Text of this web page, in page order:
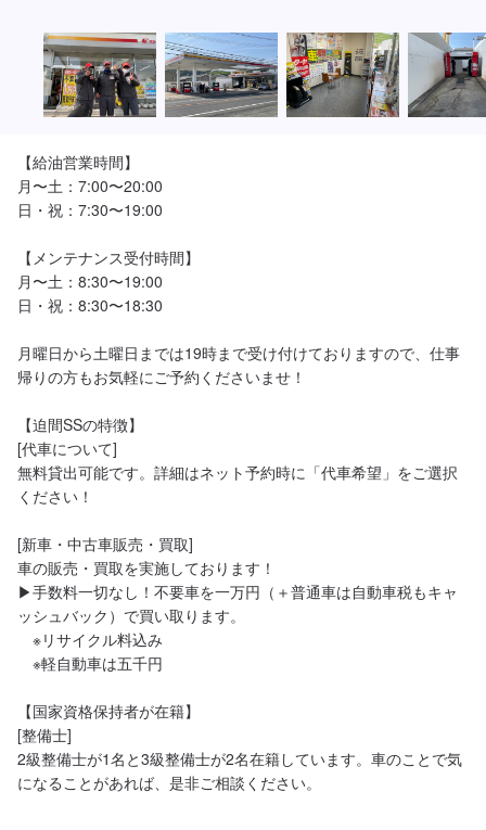
【給油営業時間】
月〜土：7:00〜20:00
日・祝：7:30〜19:00
【メンテナンス受付時間】
月〜土：8:30〜19:00
日・祝：8:30〜18:30
月曜日から土曜日までは19時まで受け付けておりますので、仕事
帰りの方もお気軽にご予約くださいませ！
【迫間SSの特徴】
[代車について]
無料貸出可能です。詳細はネット予約時に「代車希望」をご選択
ください！
[新車・中古車販売・買取]
車の販売・買取を実施しております！
▶︎手数料一切なし！不要車を一万円（＋普通車は自動車税もキャ
ッシュバック）で買い取ります。
※リサイクル料込み
※軽自動車は五千円
【国家資格保持者が在籍】
[整備士]
2級整備士が1名と3級整備士が2名在籍しています。車のことで気
になることがあれば、是非ご相談ください。